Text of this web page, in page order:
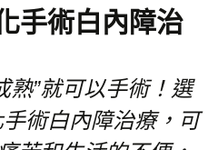
手術白內障治
熟”就可以手術！選
術白內障治療，可